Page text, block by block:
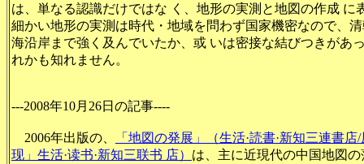
は、単なる認識だけではな く、地形の実測と地図の作成 に
細かい地形の実測は時代・地域を問わず国家機密なので、
海沿岸まで強く及んでいたか、或 いは密接な結びつきがあ
れかも知れません。
---2008年10月26日の記事----
2006年出版の、
「地図の発展」（生活·読書·新知三連書
现」生活·读书·新知三联书 店） は、主に近現代の中国地図